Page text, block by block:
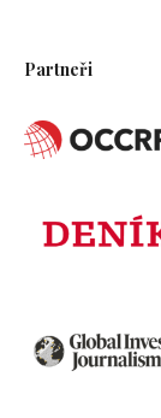
Partneři